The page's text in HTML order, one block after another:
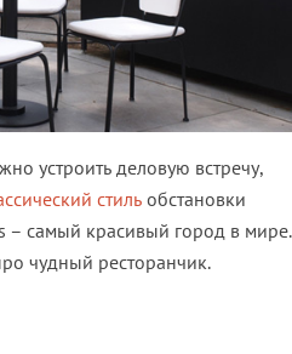
устроить деловую встречу,
стиль обстановки
– самый красивый город в мире.
чудный ресторанчик.